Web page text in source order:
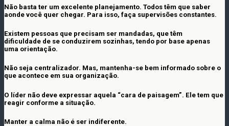
Não basta ter um excelente planejamento. Todos têm que saber
aonde você quer chegar. Para isso, faça supervisões constantes.
Existem pessoas que precisam ser mandadas, que têm
dificuldade de se conduzirem sozinhas, tendo por base apenas
uma orientação.
Não seja centralizador. Mas, mantenha-se bem informado sobre o
que acontece em sua organização.
O líder não deve expressar aquela “cara de paisagem”. Ele tem que
reagir conforme a situação.
Manter a calma não é ser indiferente.